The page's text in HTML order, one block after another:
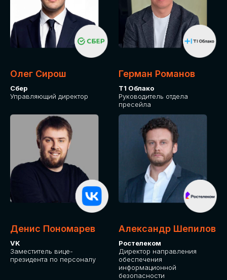
Олег Сирош
Сбер
Управляющий директор
Герман Романов
Т1 Облако
Руководитель отдела
пресейла
Денис Пономарев
VK
Заместитель вице-
президента по персоналу
Александр Шепилов
Ростелеком
Директор направления
обеспечения
информационной
безопасности